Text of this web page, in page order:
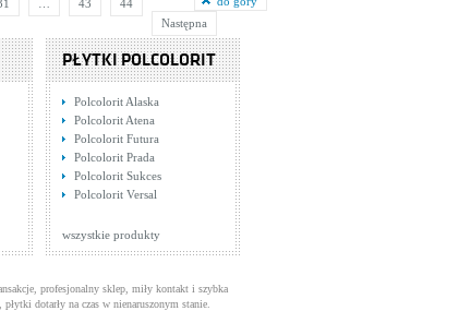
43
44
Następna
PŁYTKI POLCOLORIT
Polcolorit Alaska
Polcolorit Atena
Polcolorit Futura
Polcolorit Prada
Polcolorit Sukces
Polcolorit Versal
wszystkie produkty
profesjonalny sklep, miły kontakt i szybka
płytki dotarły na czas w nienaruszonym stanie.